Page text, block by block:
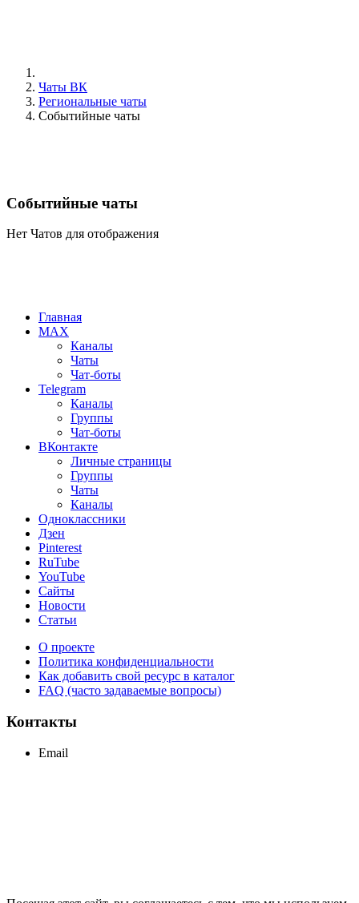
Чаты ВК
Региональные чаты
Событийные чаты
Событийные чаты
Нет Чатов для отображения
Главная
MAX
Каналы
Чаты
Чат-боты
Telegram
Каналы
Группы
Чат-боты
ВКонтакте
Личные страницы
Группы
Чаты
Каналы
Одноклассники
Дзен
Pinterest
RuTube
YouTube
Сайты
Новости
Статьи
О проекте
Политика конфиденциальности
Как добавить свой ресурс в каталог
FAQ (часто задаваемые вопросы)
Контакты
Email